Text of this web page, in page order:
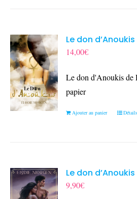
Le don
14,00€
Le don d'Anoukis de
papier
Ajouter au panier Détails
Le don
9,90€